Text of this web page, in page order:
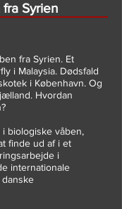
Syrien
fra Syrien. Et
i Malaysia. Dødsfald
i København. Og
Hvordan
biologiske våben,
finde ud af i et
i
internationale